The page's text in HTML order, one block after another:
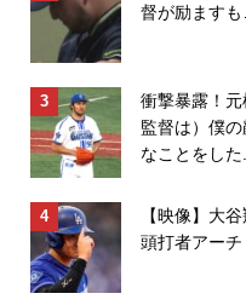
督が励ますも
衝撃暴露！
監督は）僕
なことをした...
【映像】大
頭打者アーチ